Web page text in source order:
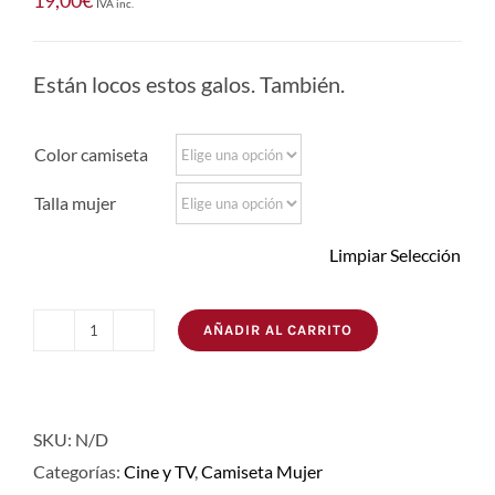
IVA inc.
Están locos estos galos. También.
Color camiseta
Talla mujer
Limpiar Selección
AÑADIR AL CARRITO
SKU: N/D
Categorías: Cine y TV,Camiseta Mujer